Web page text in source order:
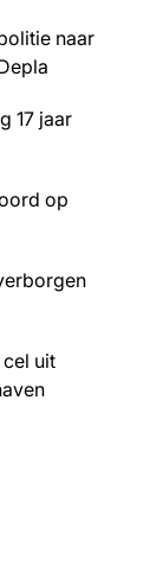
naar
17 jaar
op
uit